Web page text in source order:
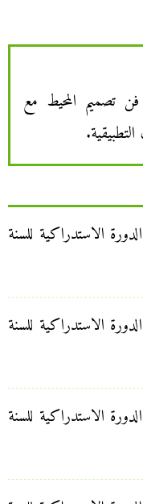
فن تصميم المحيط مع
الاستدراكية للسنة
الاستدراكية للسنة
الاستدراكية للسنة